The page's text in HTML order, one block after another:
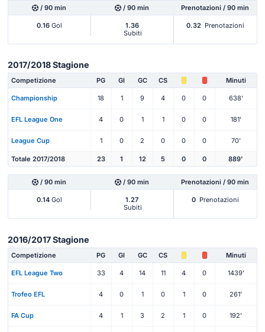
/ 90 min / 90 min Prenotazioni / 90 min
0.16Gol
1.36
Subiti
0.32 Prenotazioni
2017/2018 Stagione
Competizione PG Gl GC CS Minuti
Championship 18 1 9 4 0 0 638'
EFL League One 4 0 1 1 0 0 181'
League Cup 1 0 2 0 0 0 70'
Totale 2017/2018 23 1 12 5 0 0 889'
/ 90 min / 90 min Prenotazioni / 90 min
0.14Gol
1.27
Subiti
0 Prenotazioni
2016/2017 Stagione
Competizione PG Gl GC CS Minuti
EFL League Two 33 4 14 11 4 0 1439'
Trofeo EFL 4 0 1 0 1 0 261'
FA Cup 4 1 3 2 1 0 192'